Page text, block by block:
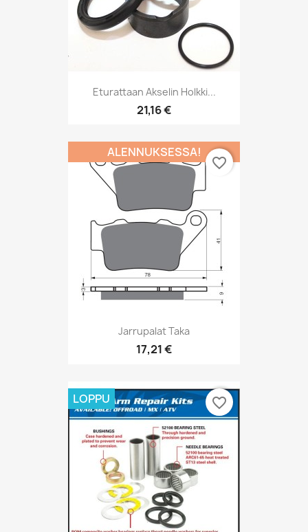
Eturattaan Akselin Holkki...
21,16 €
Jarrupalat Taka
17,21 €
ALENNUKSESSA!
favorite_border
LOPPU favorite_border